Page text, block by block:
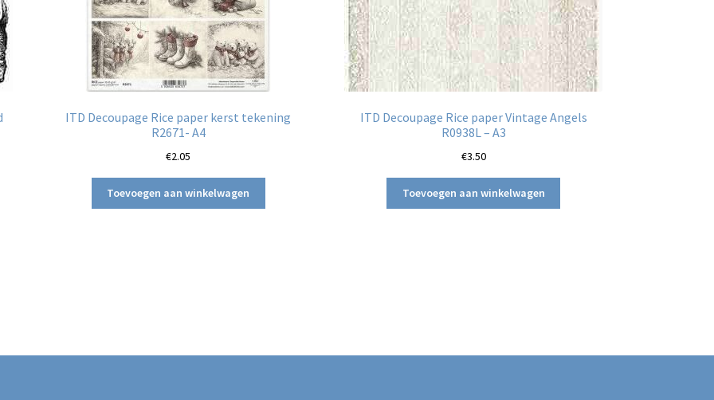
ITD Decoupage Rice paper kerst tekening
R2671- A4
€2.05
Toevoegen aan winkelwagen
ITD Decoupage Rice paper Vintage Angels
R0938L – A3
€3.50
Toevoegen aan winkelwagen